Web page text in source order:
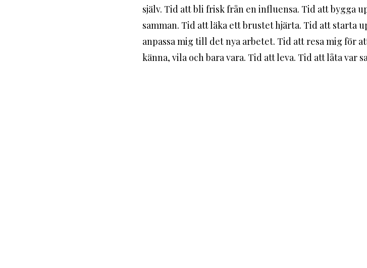
själv. Tid att bli frisk från en influensa. Tid att bygga
samman. Tid att läka ett brustet hjärta. Tid att starta
anpassa mig till det nya arbetet. Tid att resa mig för
känna, vila och bara vara. Tid att leva. Tid att låta var